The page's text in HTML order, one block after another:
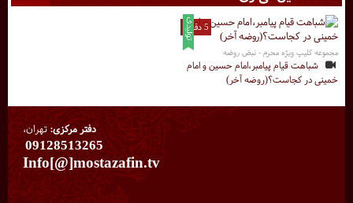
5 دقیقه
مجموعه کلیپ ویژه محرم - نبض روضه
شباهت قیام پیامبر،امام حسین و امام
خمینی در کجاست؟(روضه آخر)
دفتر مرکزی:تهران،
09128513265
Info[@]mostazafin.tv